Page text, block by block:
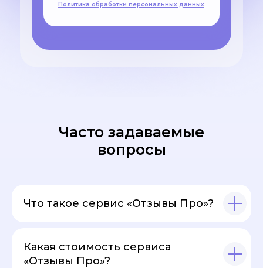
Политика обработки персональных данных
Часто задаваемые
вопросы
Что такое сервис «Отзывы Про»?
Какая стоимость сервиса
«Отзывы Про»?